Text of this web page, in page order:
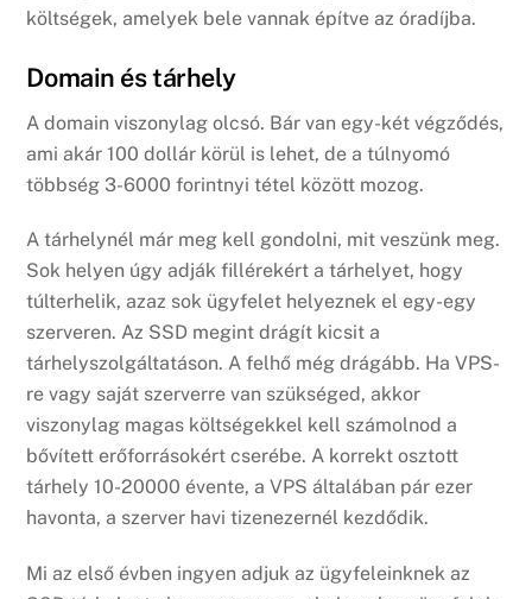
költségek, amelyek bele vannak építve az óradíjba.
Domain és tárhely
A domain viszonylag olcsó. Bár van egy-két végződés,
ami akár 100 dollár körül is lehet, de a túlnyomó
többség 3-6000 forintnyi tétel között mozog.
A tárhelynél már meg kell gondolni, mit veszünk meg.
Sok helyen úgy adják fillérekért a tárhelyet, hogy
túlterhelik, azaz sok ügyfelet helyeznek el egy-egy
szerveren. Az SSD megint drágít kicsit a
tárhelyszolgáltatáson. A felhő még drágább. Ha VPS-
re vagy saját szerverre van szükséged, akkor
viszonylag magas költségekkel kell számolnod a
bővített erőforrásokért cserébe. A korrekt osztott
tárhely 10-20000 évente, a VPS általában pár ezer
havonta, a szerver havi tizenezernél kezdődik.
Mi az első évben ingyen adjuk az ügyfeleinknek az